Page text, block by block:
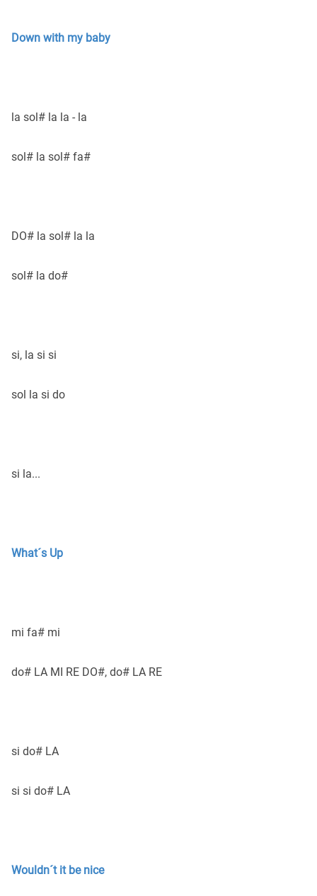
Down with my baby
la sol# la la - la
sol# la sol# fa#
DO# la sol# la la
sol# la do#
si, la si si
sol la si do
si la...
What´s Up
mi fa# mi
do# LA MI RE DO#, do# LA RE
si do# LA
si si do# LA
Wouldn´t it be nice